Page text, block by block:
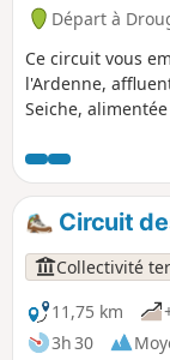
Départ à
Ce circuit vous
l'Ardenne,
Seiche,
labellisé
bien à pied qu'en
Circuit
Collectivité
11,75 km
3h 30